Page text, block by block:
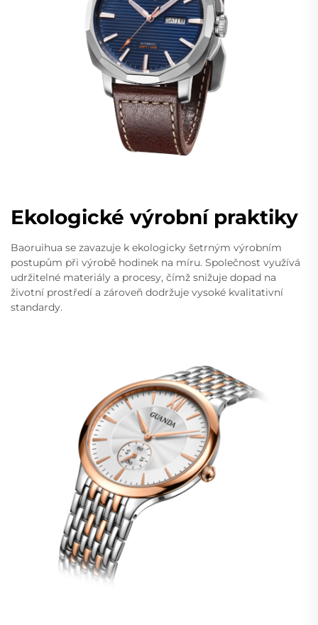
Ekologické výrobní praktiky
Baoruihua se zavazuje k ekologicky šetrným výrobním
postupům při výrobě hodinek na míru. Společnost využívá
udržitelné materiály a procesy, čímž snižuje dopad na
životní prostředí a zároveň dodržuje vysoké kvalitativní
standardy.